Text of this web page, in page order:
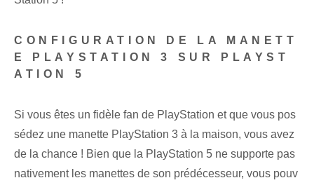
CONFIGURATION DE LA MANETT
E PLAYSTATION 3 SUR PLAYST
ATION 5
Si vous êtes un fidèle fan de PlayStation et que vous pos
sédez une manette PlayStation 3 à la maison, vous avez
de la chance ! Bien que la PlayStation 5 ne supporte pas
nativement les manettes de son prédécesseur, vous pouv